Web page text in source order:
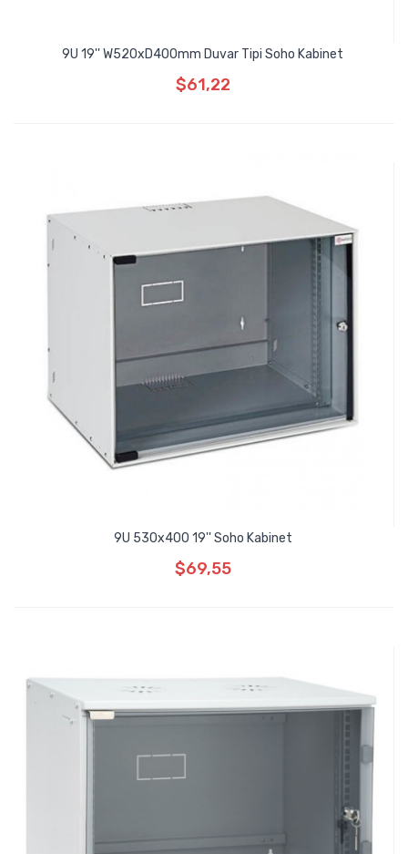
9U 19'' W520xD400mm Duvar Tipi Soho Kabinet
$61,22
9U 530x400 19'' Soho Kabinet
$69,55